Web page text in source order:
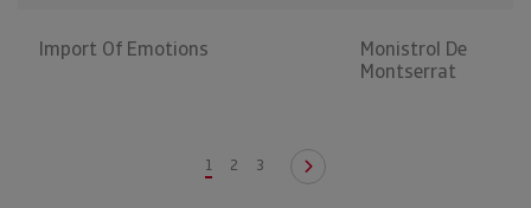
Import Of Emotions
Monistrol De
Montserrat
1 2 3